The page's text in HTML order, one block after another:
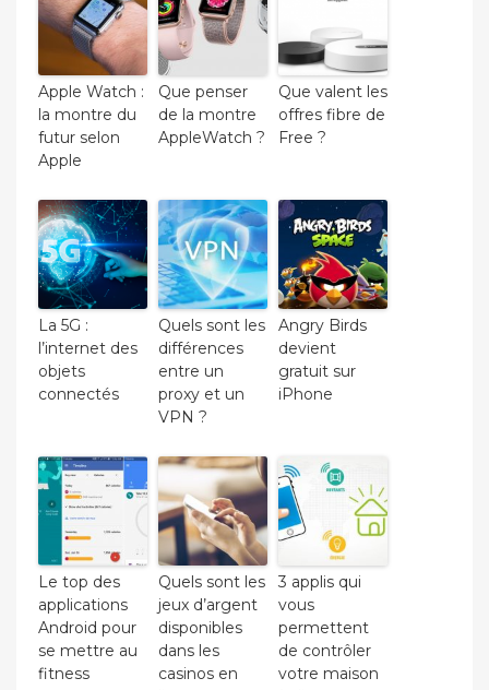
Apple Watch :
la montre du
futur selon
Apple
Que penser
de la montre
AppleWatch ?
Que valent les
offres fibre de
Free ?
La 5G :
l’internet des
objets
connectés
Quels sont les
différences
entre un
proxy et un
VPN ?
Angry Birds
devient
gratuit sur
iPhone
Le top des
applications
Android pour
se mettre au
fitness
Quels sont les
jeux d’argent
disponibles
dans les
casinos en
3 applis qui
vous
permettent
de contrôler
votre maison